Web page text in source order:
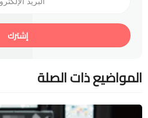
إشترك
المواضيع ذات الصلة